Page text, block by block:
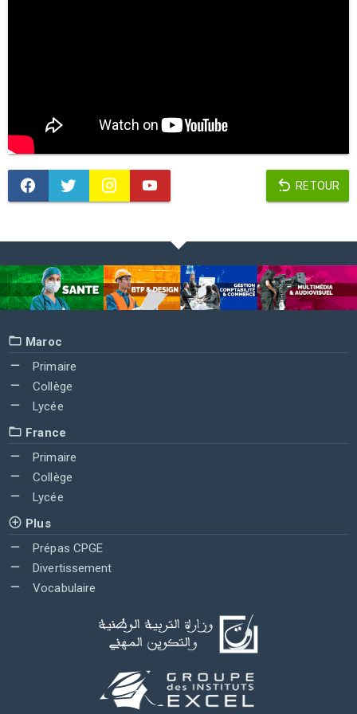
RETOUR
Maroc
Primaire
Collège
Lycée
France
Primaire
Collège
Lycée
Plus
Prépas CPGE
Divertissement
Vocabulaire